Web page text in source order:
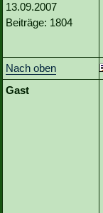
13.09.2007
Beiträge: 1804
Nach oben
Gast